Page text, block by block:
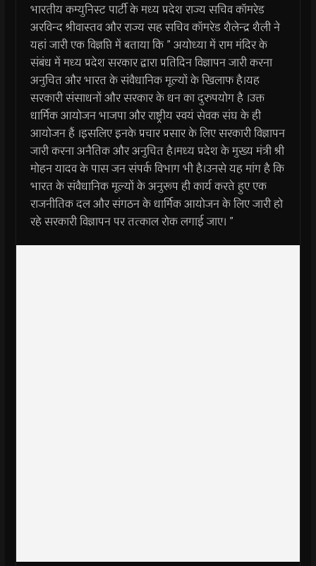
भारतीय कम्युनिस्ट पार्टी के मध्य प्रदेश राज्य सचिव कॉमरेड
अरविन्द श्रीवास्तव और राज्य सह सचिव कॉमरेड शैलेन्द्र शैली ने
यहां जारी एक विज्ञप्ति में बताया कि ” अयोध्या में राम मंदिर के
संबंध में मध्य प्रदेश सरकार द्वारा प्रतिदिन विज्ञापन जारी करना
अनुचित और भारत के संवैधानिक मूल्यों के खिलाफ है।यह
सरकारी संसाधनों और सरकार के धन का दुरुपयोग है ।उक्त
धार्मिक आयोजन भाजपा और राष्ट्रीय स्वयं सेवक संघ के ही
आयोजन हैं ।इसलिए इनके प्रचार प्रसार के लिए सरकारी विज्ञापन
जारी करना अनैतिक और अनुचित है।मध्य प्रदेश के मुख्य मंत्री श्री
मोहन यादव के पास जन संपर्क विभाग भी है।उनसे यह मांग है कि
भारत के संवैधानिक मूल्यों के अनुरूप ही कार्य करते हुए एक
राजनीतिक दल और संगठन के धार्मिक आयोजन के लिए जारी हो
रहे सरकारी विज्ञापन पर तत्काल रोक लगाई जाए। ”